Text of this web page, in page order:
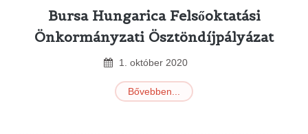
Bursa Hungarica Felsőoktatási
Önkormányzati Ösztöndíjpályázat
1 október 2020
Bővebben...